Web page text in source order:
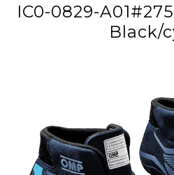
IC0-0829-
Black/